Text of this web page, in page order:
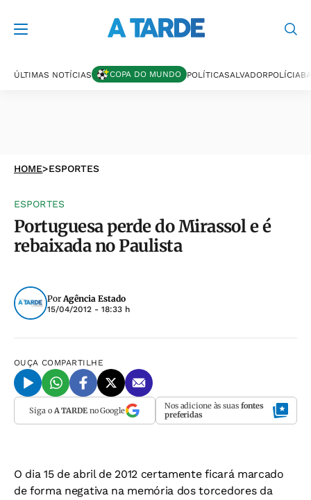
ÚLTIMAS NOTÍCIAS COPA DO MUNDO POLÍTICASALVADORPOLÍCIA
HOME>ESPORTES
ESPORTES
Portuguesa perde do Mirassol e é
rebaixada no Paulista
PorAgência Estado
15/04/2012 - 18:33 h
OUÇA COMPARTILHE
Siga o A TARDEno Google Nos adicione às suas fontes
preferidas
O dia 15 de abril de 2012 certamente ficará marcado
de forma negativa na memória dos torcedores da